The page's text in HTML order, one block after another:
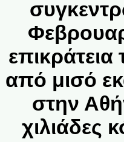
από μισό
στην
χιλιάδες